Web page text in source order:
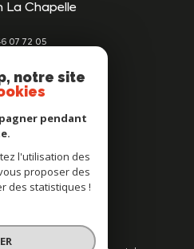
La Chapelle
07 72 05
St Denis
Paris
suivre sur
notre site
pendant
l'utilisation des
proposer des
des statistiques !